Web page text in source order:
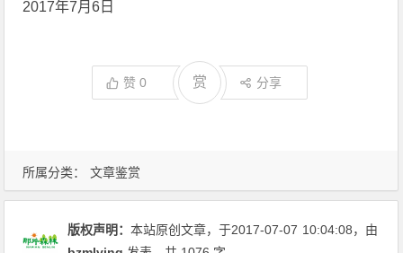
所属分类： 文章鉴赏
2017年7月6日
赞0 赏 分享
版权声明：本站原创文章，于2017-07-07 10:04:08，由